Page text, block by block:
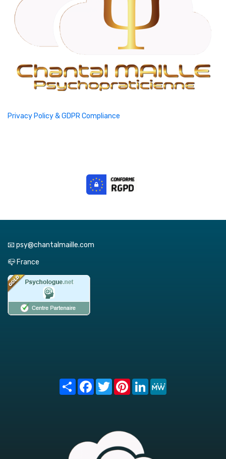
Privacy Policy & GDPR Compliance
📧 psy@chantalmaille.com
📪 France
Share FacebookTwitterPinterest
LinkedIn